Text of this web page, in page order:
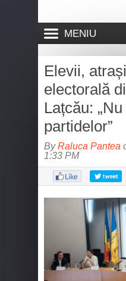
MENIU
Elevii,
electorală
Lațcău:
partidelor”
ByRaluca Pantea
1:33 PM